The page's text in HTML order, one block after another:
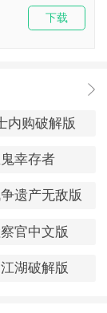
下载
内购破解版
幸存者
遗产无敌版
官中文版
湖破解版